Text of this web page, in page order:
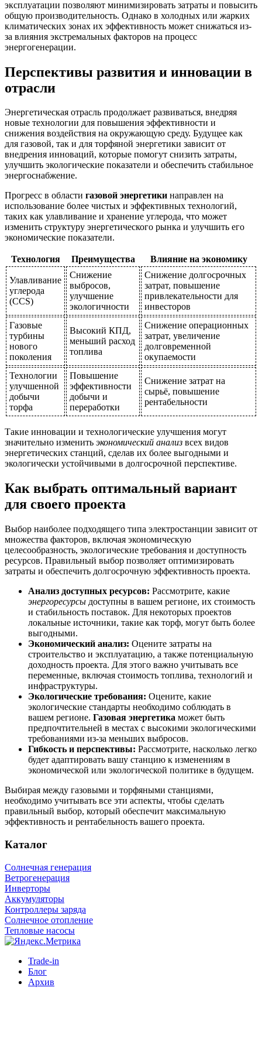
эксплуатации позволяют минимизировать затраты и повысить
общую производительность. Однако в холодных или жарких
климатических зонах их эффективность может снижаться из-
за влияния экстремальных факторов на процесс
энергогенерации.
Перспективы развития и инновации в
отрасли
Энергетическая отрасль продолжает развиваться, внедряя
новые технологии для повышения эффективности и
снижения воздействия на окружающую среду. Будущее как
для газовой, так и для торфяной энергетики зависит от
внедрения инноваций, которые помогут снизить затраты,
улучшить экологические показатели и обеспечить стабильное
энергоснабжение.
Прогресс в области газовой энергетики направлен на
использование более чистых и эффективных технологий,
таких как улавливание и хранение углерода, что может
изменить структуру энергетического рынка и улучшить его
экономические показатели.
Технология Преимущества Влияние на экономику
Улавливание
углерода
(CCS)
Снижение
выбросов,
улучшение
экологичности
Снижение долгосрочных
затрат, повышение
привлекательности для
инвесторов
Газовые
турбины
нового
поколения
Высокий КПД,
меньший расход
топлива
Снижение операционных
затрат, увеличение
долговременной
окупаемости
Технологии
улучшенной
добычи
торфа
Повышение
эффективности
добычи и
переработки
Снижение затрат на
сырьё, повышение
рентабельности
Такие инновации и технологические улучшения могут
значительно изменить экономический анализ всех видов
энергетических станций, сделав их более выгодными и
экологически устойчивыми в долгосрочной перспективе.
Как выбрать оптимальный вариант
для своего проекта
Выбор наиболее подходящего типа электростанции зависит от
множества факторов, включая экономическую
целесообразность, экологические требования и доступность
ресурсов. Правильный выбор позволяет оптимизировать
затраты и обеспечить долгосрочную эффективность проекта.
Анализ доступных ресурсов: Рассмотрите, какие
энергоресурсы доступны в вашем регионе, их стоимость
и стабильность поставок. Для некоторых проектов
локальные источники, такие как торф, могут быть более
выгодными.
Экономический анализ: Оцените затраты на
строительство и эксплуатацию, а также потенциальную
доходность проекта. Для этого важно учитывать все
переменные, включая стоимость топлива, технологий и
инфраструктуры.
Экологические требования: Оцените, какие
экологические стандарты необходимо соблюдать в
вашем регионе. Газовая энергетика может быть
предпочтительней в местах с высокими экологическими
требованиями из-за меньших выбросов.
Гибкость и перспективы: Рассмотрите, насколько легко
будет адаптировать вашу станцию к изменениям в
экономической или экологической политике в будущем.
Выбирая между газовыми и торфяными станциями,
необходимо учитывать все эти аспекты, чтобы сделать
правильный выбор, который обеспечит максимальную
эффективность и рентабельность вашего проекта.
Каталог
Солнечная генерация
Ветрогенерация
Инверторы
Аккумуляторы
Контроллеры заряда
Солнечное отопление
Тепловые насосы
Trade-in
Блог
Архив